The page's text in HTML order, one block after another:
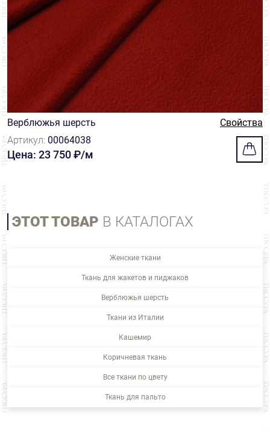
Верблюжья шерсть
Свойства
Артикул: 00064038
Цена: 23 750 ₽/м
ЭТОТ ТОВАР В КАТАЛОГАХ
Женские ткани
Ткань для жакетов и пиджаков
Верблюжья шерсть
Ткани из Италии
Кашемир
Коричневая ткань
Все ткани по цвету
Ткань для пальто